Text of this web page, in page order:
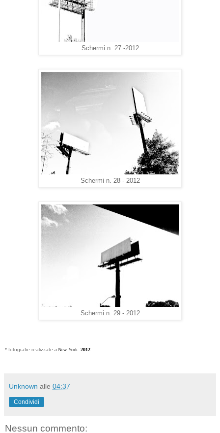
Schermi n. 27 -2012
Schermi n. 28 - 2012
Schermi n. 29 - 2012
* fotografie realizzate a New York 2012
Unknown alle 04:37
Condividi
Nessun commento: